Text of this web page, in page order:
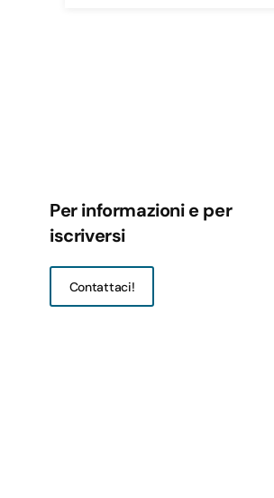
Per informazioni e per
iscriversi
Contattaci!